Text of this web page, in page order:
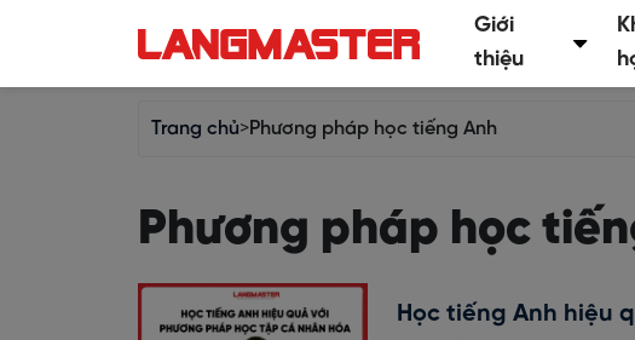
Giới
thiệu
Trang chủ>Phương pháp học tiếng Anh
Phương pháp học
Học tiếng Anh hiệu